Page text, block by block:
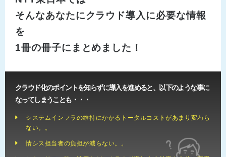
そんなあなたにクラウド導入に必要な情報
を
1冊の冊子にまとめました！
クラウド化のポイントを知らずに導入を進めると、以下のような事に
なってしまうことも・・・
システムインフラの維持にかかるトータルコストがあまり変わら
ない。。
情シス担当者の負担が減らない。。